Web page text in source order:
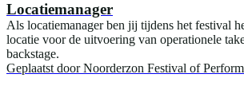
Locatiemanager
Als locatiemanager ben jij tijdens het festival
locatie voor de uitvoering van operationele
backstage.
Geplaatst door Noorderzon Festival of